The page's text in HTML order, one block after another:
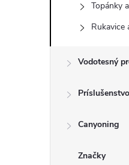
Topánky
Rukavice
Vodotesný
Canyoning
Značky